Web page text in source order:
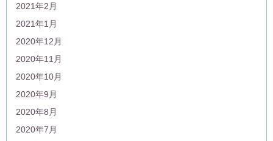
2021年2月
2021年1月
2020年12月
2020年11月
2020年10月
2020年9月
2020年8月
2020年7月